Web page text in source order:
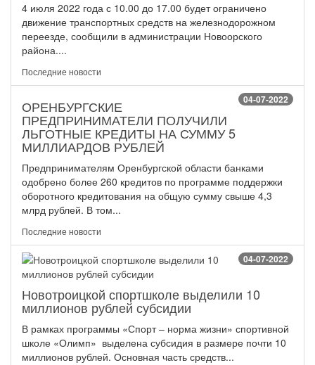
4 июля 2022 года с 10.00 до 17.00 будет ограничено
движение транспортных средств на железнодорожном
переезде, сообщили в администрации Новоорского
района....
Последние новости
04-07-2022
ОРЕНБУРГСКИЕ
ПРЕДПРИНИМАТЕЛИ ПОЛУЧИЛИ
ЛЬГОТНЫЕ КРЕДИТЫ НА СУММУ 5
МИЛЛИАРДОВ РУБЛЕЙ
Предпринимателям Оренбургской области банками
одобрено более 260 кредитов по программе поддержки
оборотного кредитования на общую сумму свыше 4,3
млрд рублей. В том...
Последние новости
04-07-2022
Новотроицкой спортшколе выделили 10
миллионов рублей субсидии
В рамках программы «Спорт – норма жизни» спортивной
школе «Олимп» выделена субсидия в размере почти 10
миллионов рублей. Основная часть средств...